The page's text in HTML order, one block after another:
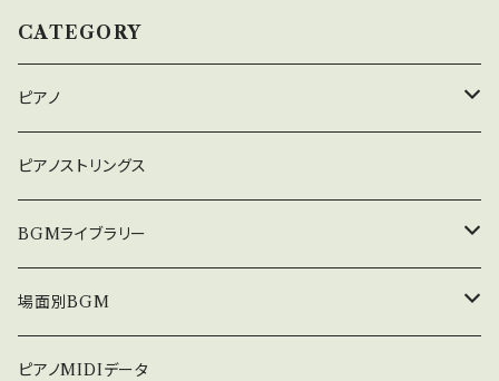
CATEGORY
ピアノ
癒しのピアノ
中北利男 夢シリーズ
５０８曲シリーズ
３６０曲シリーズ
ピアノストリングス
BGMライブラリー
オルゴール
場面別BGM
悲しい
ピアノMIDIデータ